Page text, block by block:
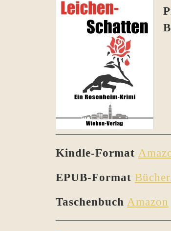
Kindle-Format
EPUB-Format
Taschenbuch Amazon